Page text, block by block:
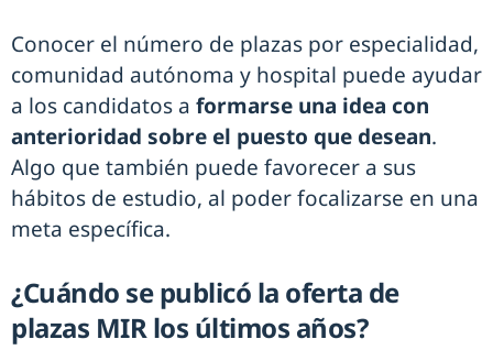
Conocer el número de plazas por especialidad,
comunidad autónoma y hospital puede ayudar
a los candidatos a formarse una idea con
anterioridad sobre el puesto que desean.
Algo que también puede favorecer a sus
hábitos de estudio, al poder focalizarse en una
meta específica.
¿Cuándo se publicó la oferta de
plazas MIR los últimos años?